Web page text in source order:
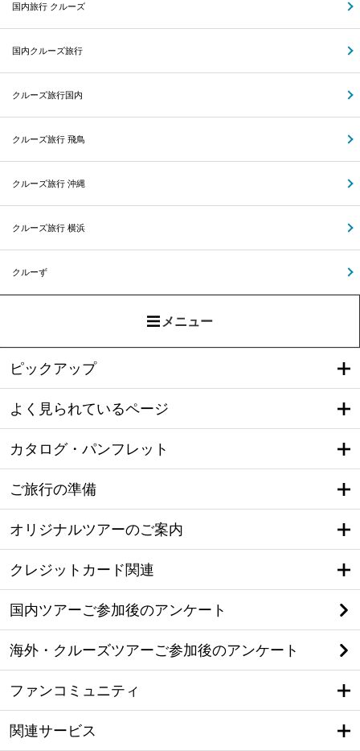
国内旅行 クルーズ
国内クルーズ旅行
クルーズ旅行国内
クルーズ旅行 飛鳥
クルーズ旅行 沖縄
クルーズ旅行 横浜
クルーず
メニュー
ピックアップ
よく見られているページ
カタログ・パンフレット
ご旅行の準備
オリジナルツアーのご案内
クレジットカード関連
国内ツアーご参加後のアンケート
海外・クルーズツアーご参加後のアンケート
ファンコミュニティ
関連サービス